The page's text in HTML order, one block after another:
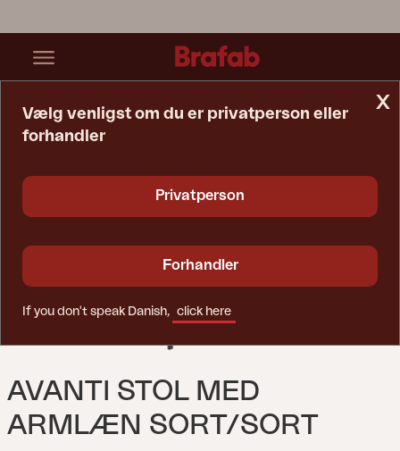
AVANTI STOL MED
ARMLÆN SORT/SORT
x
Vælg venligst om du er privatperson eller
forhandler
Privatperson
Forhandler
If you don't speak Danish, click here